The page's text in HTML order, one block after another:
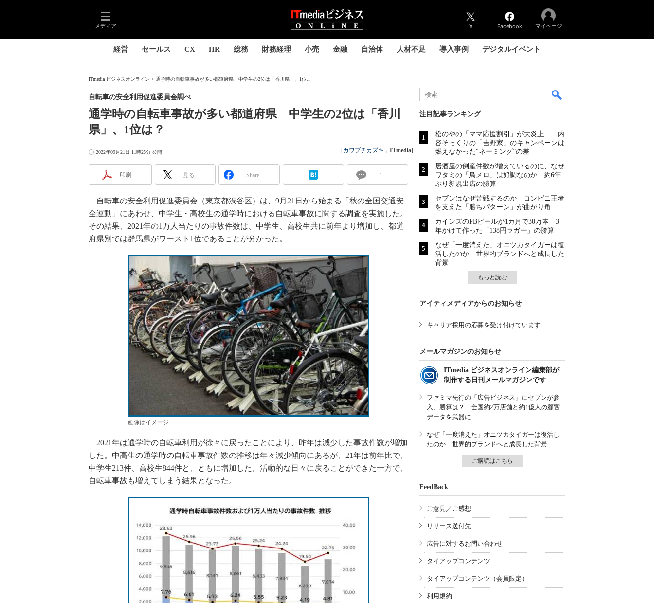
メディア X Facebook マイページ
経営 セールス CX HR 総務 財務経理 小売 金融 自治体 人材不足 導入事例 デジタルイベント
ITmedia ビジネスオンライン 通学時の自転車事故が多い都道府県 中学生の2位は「香川県」、1位...
通学時の自転車事故が多い都道府県 中学生の2位は「香川
県」、1位は？
自転車の安全利用促進委員会調べ
2022年09月21日 11時25分 公開 [カワブチカズキ ， ITmedia]
印刷 見る Share 1
自転車の安全利用促進委員会（東京都渋谷区）は、9月21日から始まる「秋の全国交通安
全運動」にあわせ、中学生・高校生の通学時における自転車事故に関する調査を実施した。
その結果、2021年の1万人当たりの事故件数は、中学生、高校生共に前年より増加し、都道
府県別では群馬県がワースト1位であることが分かった。
画像はイメージ
2021年は通学時の自転車利用が徐々に戻ったことにより、昨年は減少した事故件数が増加
した。中高生の通学時の自転車事故件数の推移は年々減少傾向にあるが、21年は前年比で、
中学生213件、高校生844件と、ともに増加した。活動的な日々に戻ることができた一方で、
自転車事故も増えてしまう結果となった。
注目記事ランキング
松のやの「ママ応援割引」が大炎上……内
容そっくりの「吉野家」のキャンペーンは
燃えなかった“ネーミング”の差
居酒屋の倒産件数が増えているのに、なぜ
ワタミの「鳥メロ」は好調なのか 約6年
ぶり新規出店の勝算
セブンはなぜ苦戦するのか コンビニ王者
を支えた「勝ちパターン」が曲がり角
カインズのPBビールが1カ月で30万本 3
年かけて作った「138円ラガー」の勝算
なぜ「一度消えた」オニツカタイガーは復
活したのか 世界的ブランドへと成長した
背景
もっと読む
アイティメディアからのお知らせ
キャリア採用の応募を受け付けています
メールマガジンのお知らせ
ITmedia ビジネスオンライン編集部が
制作する日刊メールマガジンです
ファミマ先行の「広告ビジネス」にセブンが参
入、勝算は？ 全国約2万店舗と約1億人の顧客
データを武器に
なぜ「一度消えた」オニツカタイガーは復活し
たのか 世界的ブランドへと成長した背景
ご購読はこちら
FeedBack
ご意見／ご感想
リリース送付先
広告に対するお問い合わせ
タイアップコンテンツ
タイアップコンテンツ（会員限定）
利用規約